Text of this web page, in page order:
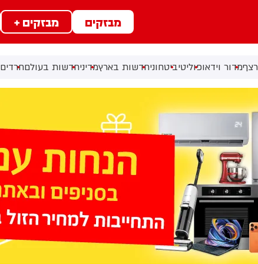
מבזקים מבזקים +
מדור וידאופוליטיביטחוניחדשות בארץמדיניחדשות בעולםחרדים